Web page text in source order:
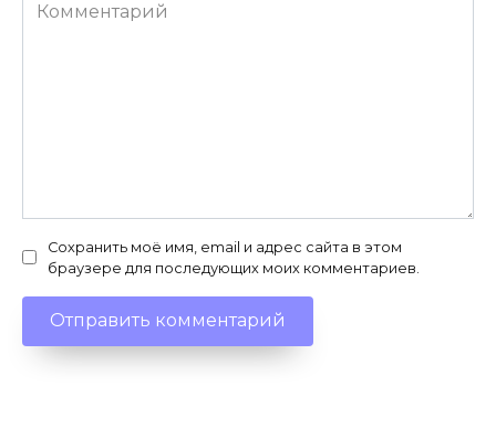
Сохранить моё имя, email и адрес сайта в этом
браузере для последующих моих комментариев.